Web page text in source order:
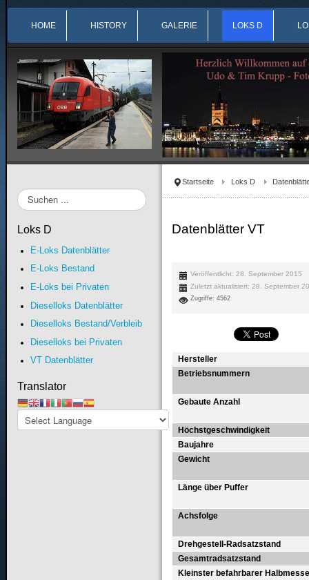
HOME HISTORY GALERIE LOKS D
Startseite Loks D
Datenblätter VT
Veröffentlicht: 28. September 2015
Zuletzt aktualisiert: 28. September
Zugriffe: 4562
Hersteller
Betriebsnummern
Gebaute Anzahl
Höchstgeschwindigkeit
Baujahre
Gewicht
Länge über Puffer
Achsfolge
Drehgestell-Radsatzstand
Gesamtradsatzstand
Kleinster befahrbarer
Suchen
...
Loks D
E-Loks Datenblätter
E-Loks Bestand
E-Loks bei Privaten
Dieselloks Datenblätter
Dieselloks Bestand/Verbleib
Dieselloks bei Privaten
VT Datenblätter
Translator